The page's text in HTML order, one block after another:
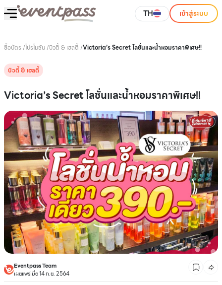
TH เข้าสู่ระบบ
ซื้อบัตร /โปรโมชัน/บิวตี้ & เฮลตี้ /Victoria’s Secret โลชั่นและน้ำหอมราคาพิเศษ!!
บิวตี้ & เฮลตี้
Victoria’s Secret โลชั่นและน้ำหอมราคาพิเศษ!!
Eventpass Team
เผยแพร่เมื่อ 14 ก.ย. 2564